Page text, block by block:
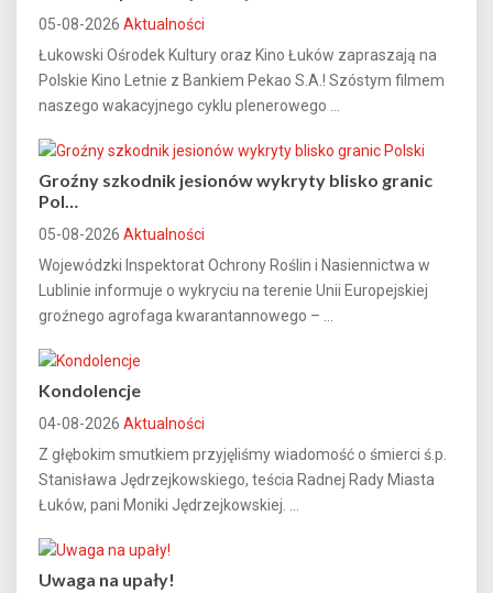
05-08-2026 Aktualności
Łukowski Ośrodek Kultury oraz Kino Łuków zapraszają na
Polskie Kino Letnie z Bankiem Pekao S.A.! Szóstym filmem
naszego wakacyjnego cyklu plenerowego ...
Groźny szkodnik jesionów wykryty blisko granic
Pol…
05-08-2026 Aktualności
Wojewódzki Inspektorat Ochrony Roślin i Nasiennictwa w
Lublinie informuje o wykryciu na terenie Unii Europejskiej
groźnego agrofaga kwarantannowego – ...
Kondolencje
04-08-2026 Aktualności
Z głębokim smutkiem przyjęliśmy wiadomość o śmierci ś.p.
Stanisława Jędrzejkowskiego, teścia Radnej Rady Miasta
Łuków, pani Moniki Jędrzejkowskiej. ...
Uwaga na upały!